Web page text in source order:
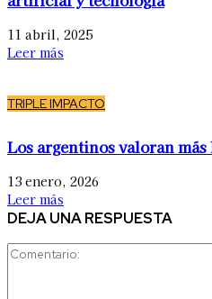
11 abril, 2025
Leer más
TRIPLE IMPACTO
Los argentinos valoran
13 enero, 2026
Leer más
DEJA UNA RESPUESTA